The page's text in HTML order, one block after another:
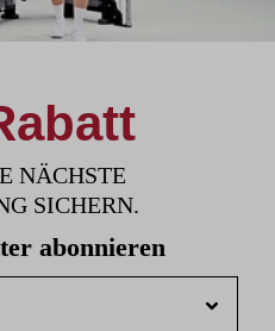
NÄCHSTE
SICHERN.
abonnieren